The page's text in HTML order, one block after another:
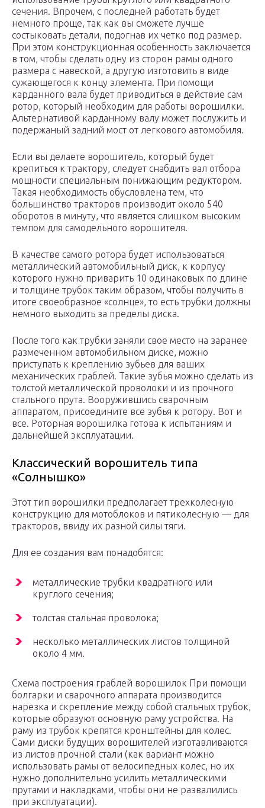
сечения. Впрочем, с последней работать будет
немного проще, так как вы сможете лучше
состыковать детали, подогнав их четко под размер.
При этом конструкционная особенность заключается
в том, чтобы сделать одну из сторон рамы одного
размера с навеской, а другую изготовить в виде
сужающегося к концу элемента. При помощи
карданного вала будет приводиться в действие сам
ротор, который необходим для работы ворошилки.
Альтернативой карданному валу может послужить и
подержаный задний мост от легкового автомобиля.
Если вы делаете ворошитель, который будет
крепиться к трактору, следует снабдить вал отбора
мощности специальным понижающим редуктором.
Такая необходимость обусловлена тем, что
большинство тракторов производит около 540
оборотов в минуту, что является слишком высоким
темпом для самодельного ворошителя.
В качестве самого ротора будет использоваться
металлический автомобильный диск, к корпусу
которого нужно приварить 10 одинаковых по длине
и толщине трубок таким образом, чтобы получить в
итоге своеобразное «солнце», то есть трубки должны
немного выходить за пределы диска.
После того как трубки заняли свое место на заранее
размеченном автомобильном диске, можно
приступать к креплению зубьев для ваших
механических граблей. Такие зубья можно сделать из
толстой металлической проволоки и из прочного
стального прута. Вооружившись сварочным
аппаратом, присоедините все зубья к ротору. Вот и
все. Роторная ворошилка готова к испытаниям и
дальнейшей эксплуатации.
Классический ворошитель типа
«Солнышко»
Этот тип ворошилки предполагает трехколесную
конструкцию для мотоблоков и пятиколесную — для
тракторов, ввиду их разной силы тяги.
Для ее создания вам понадобятся:
металлические трубки квадратного или
круглого сечения;
толстая стальная проволока;
несколько металлических листов толщиной
около 4 мм.
Схема построения граблей ворошилок При помощи
болгарки и сварочного аппарата производится
нарезка и скрепление между собой стальных трубок,
которые образуют основную раму устройства. На
раму из трубок крепятся кронштейны для колес.
Сами диски будущих ворошителей изготавливаются
из листов прочной стали (как вариант можно
использовать рамы от велосипедных колес, но их
нужно дополнительно усилить металлическими
прутами и накладками, чтобы они не развалились
при эксплуатации).